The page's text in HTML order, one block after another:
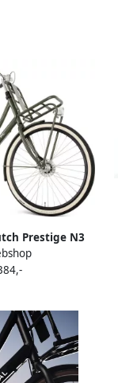
Prestige N3
inch Aluminium
Leger Groen